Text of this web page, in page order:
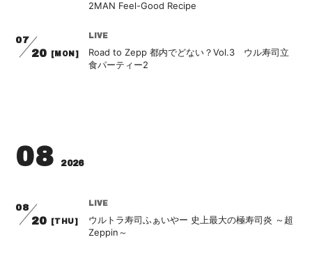
2MAN Feel-Good Recipe
07
20 [MON]
LIVE
Road to Zepp 都内でどない？Vol.3 ウル寿司立
食パーティー2
08 2026
08
20 [THU]
LIVE
ウルトラ寿司ふぁいやー 史上最大の極寿司炎 ～超
Zeppin～